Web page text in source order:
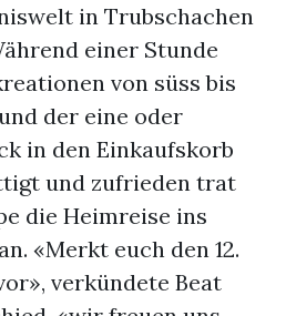
in Trubschachen
einer Stunde
von süss bis
der eine oder
in den Einkaufskorb
und zufrieden trat
die Heimreise ins
«Merkt euch den 12.
verkündete Beat